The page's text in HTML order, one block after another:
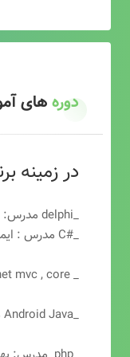
دورههای
در زمینه
_delphi مدرس: مهدی کرامتی
_#C مدرس : ایمان مدائنی
_ ASP.net mvc , core مدرس: وحید نصیری
_Android Java مدرس: بهنام آقاجانی